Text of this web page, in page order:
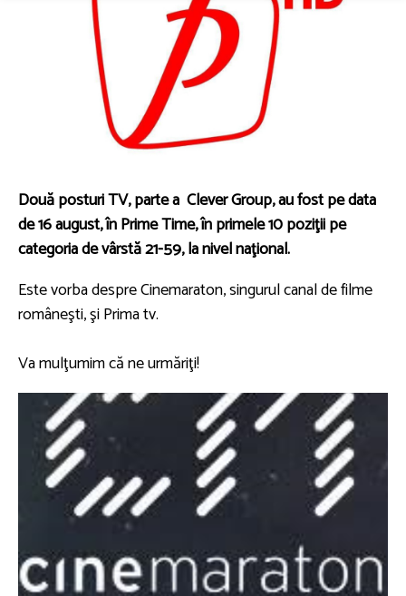
Două posturi TV, parte a Clever Group, au fost pe data
de 16 august, în Prime Time, în primele 10 poziţii pe
categoria de vârstă 21-59, la nivel naţional.
Este vorba despre Cinemaraton, singurul canal de filme
româneşti, şi Prima tv.
Va mulţumim că ne urmăriţi!